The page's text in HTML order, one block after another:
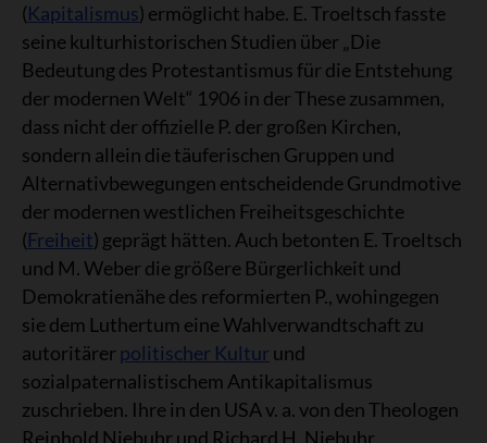
(Kapitalismus) ermöglicht habe. E. Troeltsch fasste
seine kulturhistorischen Studien über „Die
Bedeutung des Protestantismus für die Entstehung
der modernen Welt“ 1906 in der These zusammen,
dass nicht der offizielle P. der großen Kirchen,
sondern allein die täuferischen Gruppen und
Alternativbewegungen entscheidende Grundmotive
der modernen westlichen Freiheitsgeschichte
(Freiheit) geprägt hätten. Auch betonten E. Troeltsch
und M. Weber die größere Bürgerlichkeit und
Demokratienähe des reformierten P., wohingegen
sie dem Luthertum eine Wahlverwandtschaft zu
autoritärerpolitischer Kulturund
sozialpaternalistischem Antikapitalismus
zuschrieben. Ihre in den USA v. a. von den Theologen
Reinhold Niebuhr und Richard H. Niebuhr